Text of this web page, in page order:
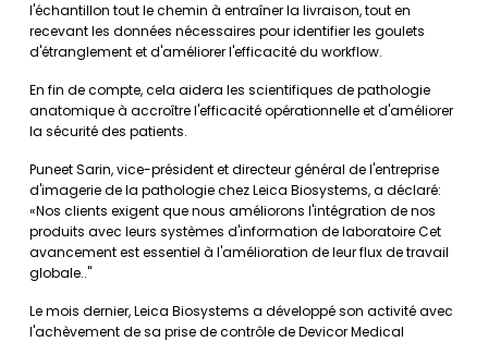
l'échantillon tout le chemin à entraîner la livraison, tout en
recevant les données nécessaires pour identifier les goulets
d'étranglement et d'améliorer l'efficacité du workflow.
En fin de compte, cela aidera les scientifiques de pathologie
anatomique à accroître l'efficacité opérationnelle et d'améliorer
la sécurité des patients.
Puneet Sarin, vice-président et directeur général de l'entreprise
d'imagerie de la pathologie chez Leica Biosystems, a déclaré:
«Nos clients exigent que nous améliorons l'intégration de nos
produits avec leurs systèmes d'information de laboratoire Cet
avancement est essentiel à l'amélioration de leur flux de travail
globale.."
Le mois dernier, Leica Biosystems a développé son activité avec
l'achèvement de sa prise de contrôle de Devicor Medical